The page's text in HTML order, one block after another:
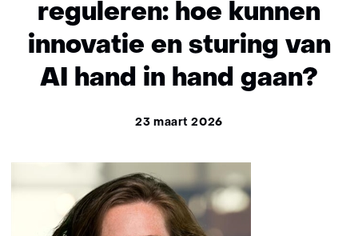
reguleren: hoe kunnen
innovatie en sturing van
AI hand in hand gaan?
23 maart 2026